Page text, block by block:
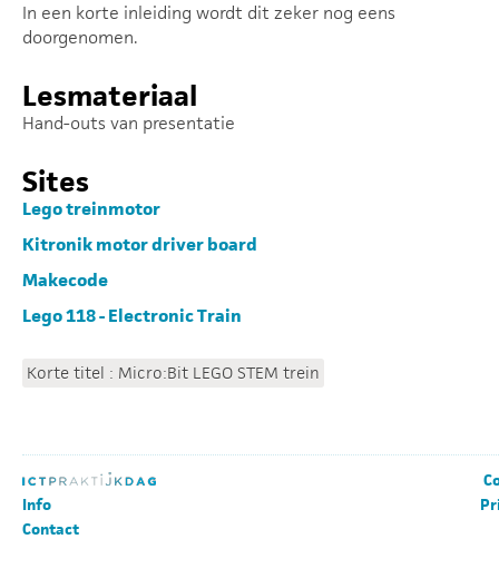
In een korte inleiding wordt dit zeker nog eens
doorgenomen.
Lesmateriaal
Hand-outs van presentatie
Sites
Lego treinmotor
Kitronik motor driver board
Makecode
Lego 118 - Electronic Train
Korte titel : Micro:Bit LEGO STEM trein
Info
Contact